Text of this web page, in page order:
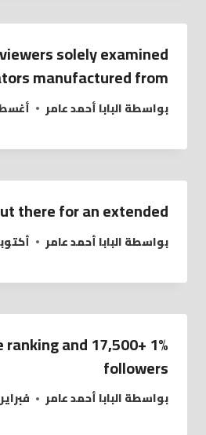
solely examined
manufactured from
بواسطةالبابا أحمد عامر أغسطس
there for an extended
بواسطةالبابا أحمد عامر أكتوبر 17,
ranking and 17,500+
followers
بواسطةالبابا أحمد عامر فبراير 9,